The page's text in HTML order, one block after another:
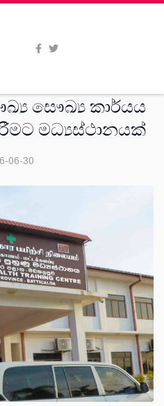
සෞඛ්‍ය කාර්යය
මධ්‍යස්ථානයක්
06-30